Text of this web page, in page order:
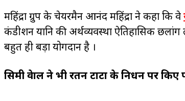
महिंद्रा ग्रुप के चेयरमैन आनंद महिंद्रा ने कहा कि वे
कंडीशन यानि की अर्थव्यवस्था ऐतिहासिक
बहुत ही बड़ा योगदान है ।
सिमी ग्रेवाल ने भी रतन टाटा के निधन पर किए